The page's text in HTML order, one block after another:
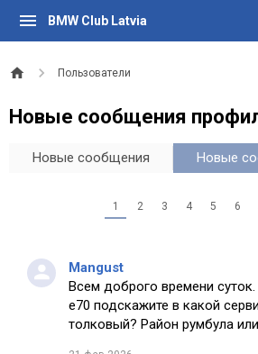
BMW Club Latvia
Пользователи
Новые сообщения
Новые сообщения Новые
1 2 3 4 5 6
Mangust
Всем доброго времени
е70 подскажите в какой
толковый? Район румбула